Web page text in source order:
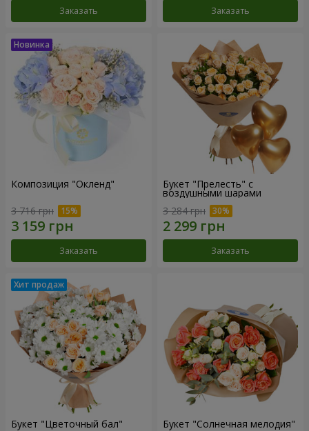
Заказать Заказать
Композиция "Окленд"
3 716 грн
Заказать
Букет "Прелесть" с
воздушными шарами
3 284 грн
Заказать
Букет "Цветочный бал" Букет "Солнечная мелодия"